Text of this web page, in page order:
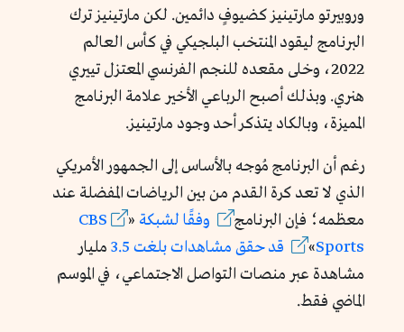
وروبيرتو مارتينيز كضيوفٍ دائمين. لكن مارتينيز ترك
البرنامج ليقود المنتخب البلجيكي في كأس العالم
2022، وخلى مقعده للنجم الفرنسي المعتزل تييري
هنري. وبذلك أصبح الرباعي الأخير علامة البرنامج
المميزة، وبالكاد يتذكر أحد وجود مارتينيز.
رغم أن البرنامج مُوجه بالأساس إلى الجمهور الأمريكي
الذي لا تعد كرة القدم من بين الرياضات المفضلة عند
معظمه؛ فإن البرنامج
وفقًا لشبكة «
CBS
Sports
» قدحقق مشاهداتبلغت 3.5
مليار
مشاهدة عبر منصات التواصل الاجتماعي، في الموسم
الماضي فقط.